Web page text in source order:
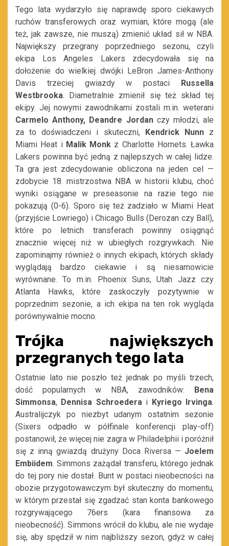
Tego lata wydarzyło się naprawdę sporo ciekawych
ruchów transferowych oraz wymian, które mogą (ale
też, jak zawsze, nie muszą) zmienić układ sił w NBA.
Największy przegrany poprzedniego sezonu, czyli
ekipa Los Angeles Lakers zdecydowała się na
dołożenie do wielkiej dwójki LeBron James-Anthony
Davis trzeciej gwiazdy w postaci
Russella
Westbrooka. Diametralnie zmienił się też skład tej
ekipy. Jej nowymi zawodnikami zostali m.in. weterani
Carmelo Anthony, Deandre Jordan czy młodzi, ale
za to doświadczeni i skuteczni,
Kendrick Nunnz
Miami Heat i Malik Monk z Charlotte Hornets. Ławka
Lakers powinna być jedną z najlepszych w całej lidze.
Ta gra jest zdecydowanie obliczona na jeden cel —
zdobycie 18. mistrzostwa NBA w historii klubu, choć
wyniki osiągane w preseasonie na razie tego nie
pokazują (0-6). Sporo się też zadziało w Miami Heat
(przyjście Lowriego) i Chicago Bulls (Derozan czy Ball),
które po letnich transferach powinny osiągnąć
znacznie więcej niż w ubiegłych rozgrywkach. Nie
zapominajmy również o innych ekipach, których składy
wyglądają bardzo ciekawie i są niesamowicie
wyrównane. To m.in. Phoenix Suns, Utah Jazz czy
Atlanta Hawks, które zaskoczyły pozytywnie w
poprzednim sezonie, a ich ekipa na ten rok wygląda
porównywalnie mocno.
Trójka największych
przegranych tego lata
Ostatnie lato nie poszło też jednak po myśli trzech,
dość popularnych w NBA, zawodników:
Bena
Simmonsa, Dennisa Schroedera i Kyriego Irvinga.
Australijczyk po niezbyt udanym ostatnim sezonie
(Sixers odpadło w półfinale konferencji play-off)
postanowił, że więcej nie zagra w Philadelphii i poróżnił
się z inną gwiazdą drużyny Doca Riversa — Joelem
Embiidem. Simmons zażądał transferu, którego jednak
do tej pory nie dostał. Bunt w postaci nieobecności na
obozie przygotowawczym był skuteczny do momentu,
w którym przestał się zgadzać stan konta bankowego
rozgrywającego 76ers (kara finansowa za
nieobecność). Simmons wrócił do klubu, ale nie wydaje
się, aby spędził w nim najbliższy sezon, gdyż w całej